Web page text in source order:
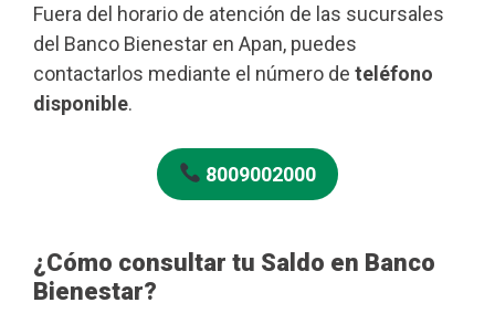
Fuera del horario de atención de las sucursales
del Banco Bienestar en Apan, puedes
contactarlos mediante el número de teléfono
disponible.
8009002000
¿Cómo consultar tu Saldo en Banco
Bienestar?